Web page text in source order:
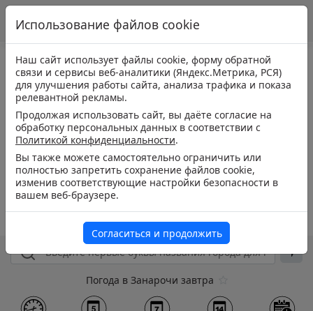
Погода в Занарочи завтра
Использование файлов cookie
Наш сайт использует файлы cookie, форму обратной
связи и сервисы веб-аналитики (Яндекс.Метрика, РСЯ)
для улучшения работы сайта, анализа трафика и показа
релевантной рекламы.
Продолжая использовать сайт, вы даёте согласие на
обработку персональных данных в соответствии с
Политикой конфиденциальности.
Вы также можете самостоятельно ограничить или
полностью запретить сохранение файлов cookie,
изменив соответствующие настройки безопасности в
вашем веб-браузере.
Согласиться и продолжить